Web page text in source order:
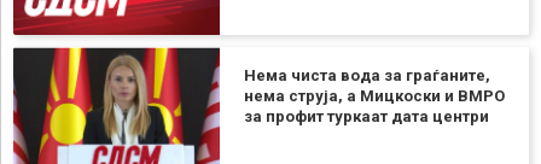
Нема чиста вода за граѓаните,
нема струја, а Мицкоски и ВМРО
за профит туркаат дата центри